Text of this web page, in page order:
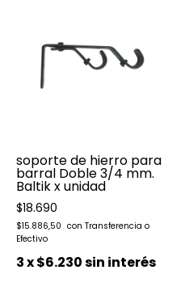
soporte de hierro para
barral Doble 3/4 mm.
Baltik x unidad
$18.690
$15.886,50
3x$6.230sin interés